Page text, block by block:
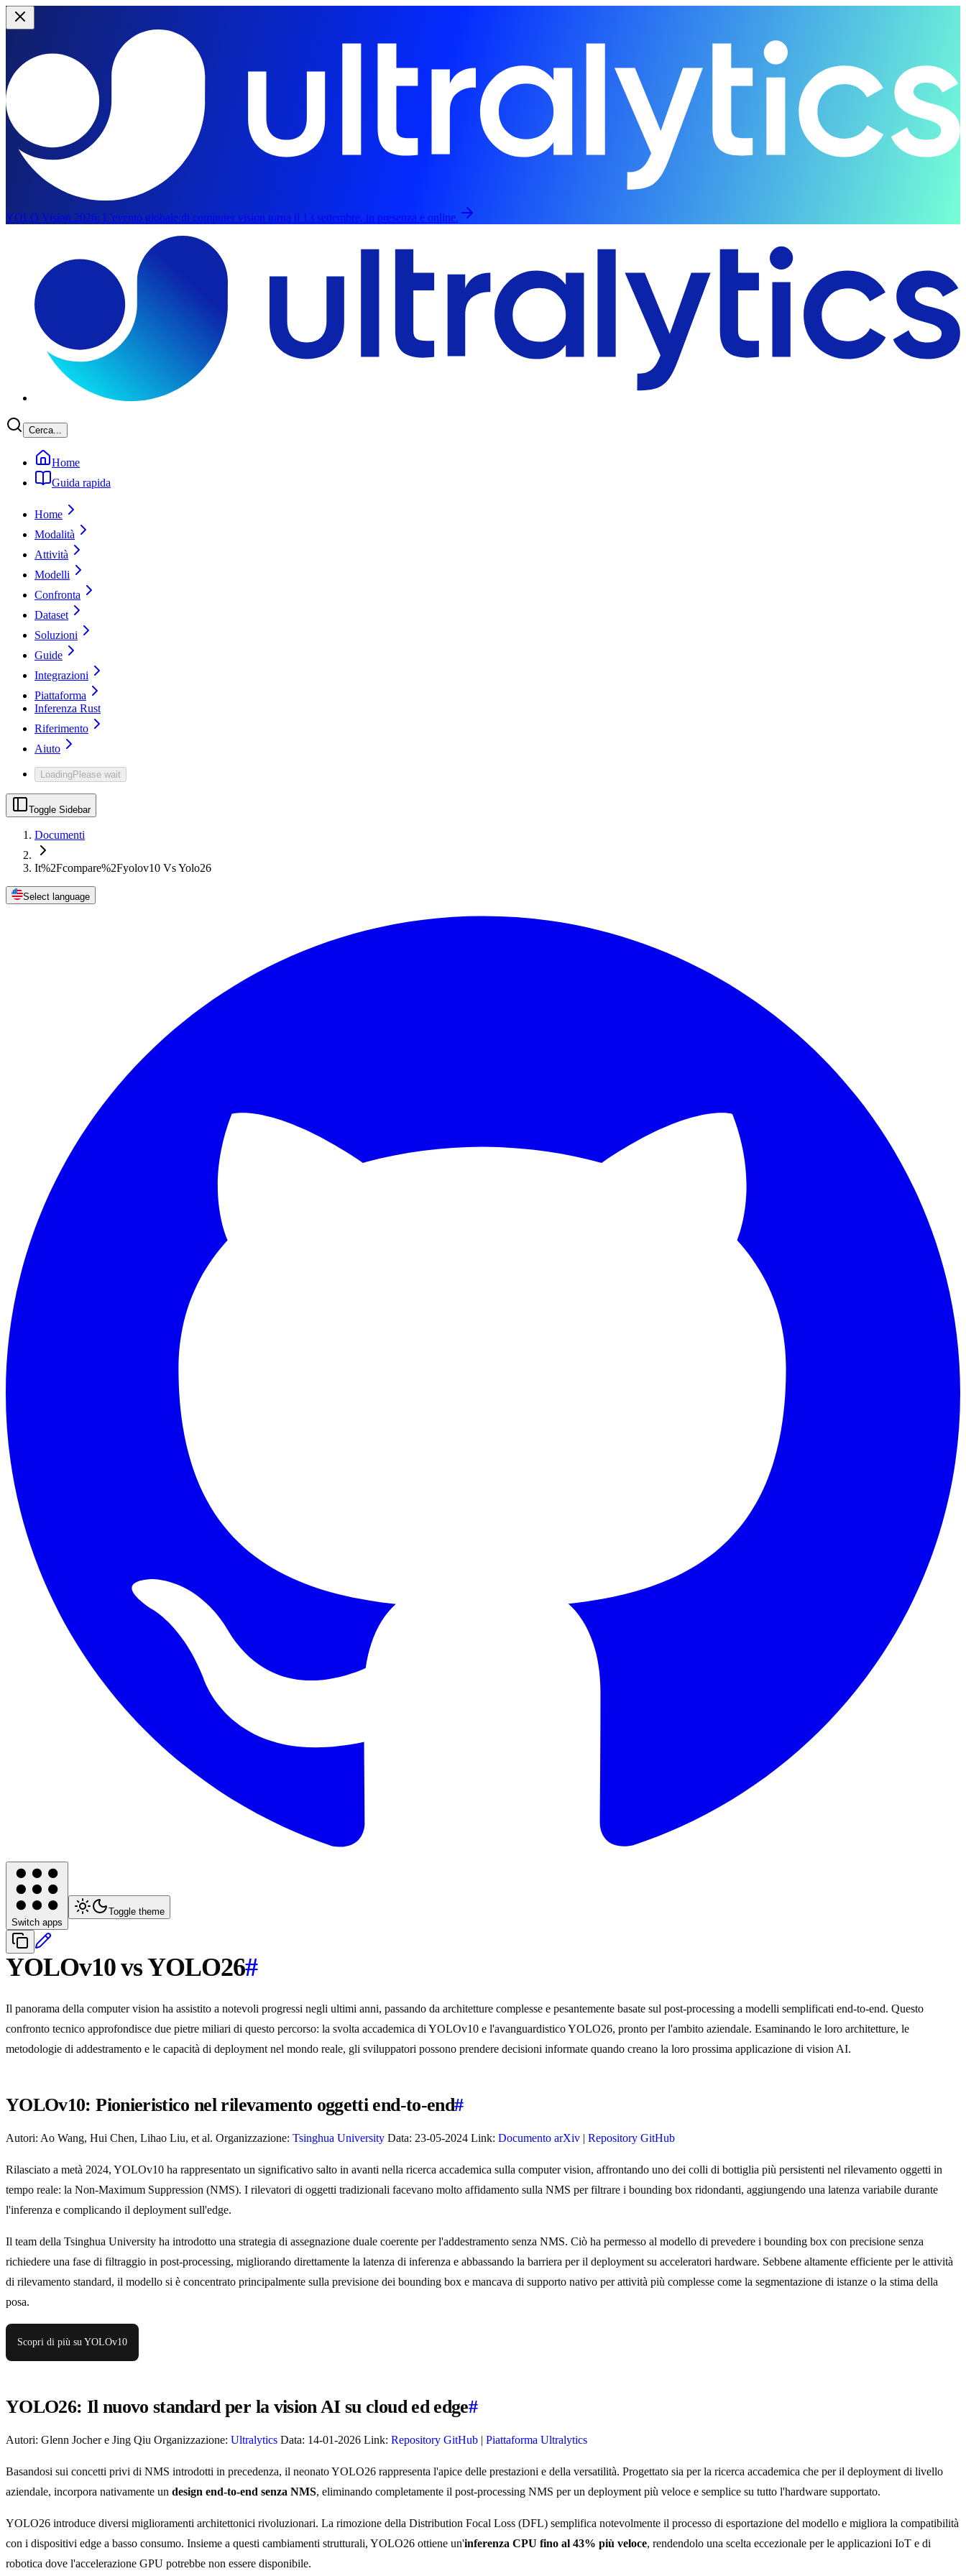
YOLO Vision 2026: L'evento globale di computer vision torna il 13 settembre, in presenza e online.
Cerca...
Home
Guida rapida
Home
Modalità
Attività
Modelli
Confronta
Dataset
Soluzioni
Guide
Integrazioni
Piattaforma
Inferenza Rust
Riferimento
Aiuto
LoadingPlease wait
Toggle Sidebar
Documenti
It%2Fcompare%2Fyolov10 Vs Yolo26
Select language
Switch apps
Toggle theme
YOLOv10 vs YOLO26#
Il panorama della computer vision ha assistito a notevoli progressi negli ultimi anni, passando da architetture complesse e pesantemente basate sul post-processing a modelli semplificati end-to-end. Questo
confronto tecnico approfondisce due pietre miliari di questo percorso: la svolta accademica di YOLOv10 e l'avanguardistico YOLO26, pronto per l'ambito aziendale. Esaminando le loro architetture, le
metodologie di addestramento e le capacità di deployment nel mondo reale, gli sviluppatori possono prendere decisioni informate quando creano la loro prossima applicazione di vision AI.
YOLOv10: Pionieristico nel rilevamento oggetti end-to-end#
Autori: Ao Wang, Hui Chen, Lihao Liu, et al. Organizzazione: Tsinghua University Data: 23-05-2024 Link: Documento arXiv | Repository GitHub
Rilasciato a metà 2024, YOLOv10 ha rappresentato un significativo salto in avanti nella ricerca accademica sulla computer vision, affrontando uno dei colli di bottiglia più persistenti nel rilevamento oggetti in
tempo reale: la Non-Maximum Suppression (NMS). I rilevatori di oggetti tradizionali facevano molto affidamento sulla NMS per filtrare i bounding box ridondanti, aggiungendo una latenza variabile durante
l'inferenza e complicando il deployment sull'edge.
Il team della Tsinghua University ha introdotto una strategia di assegnazione duale coerente per l'addestramento senza NMS. Ciò ha permesso al modello di prevedere i bounding box con precisione senza
richiedere una fase di filtraggio in post-processing, migliorando direttamente la latenza di inferenza e abbassando la barriera per il deployment su acceleratori hardware. Sebbene altamente efficiente per le attività
di rilevamento standard, il modello si è concentrato principalmente sulla previsione dei bounding box e mancava di supporto nativo per attività più complesse come la segmentazione di istanze o la stima della
posa.
Scopri di più su YOLOv10
YOLO26: Il nuovo standard per la vision AI su cloud ed edge#
Autori: Glenn Jocher e Jing Qiu Organizzazione: Ultralytics Data: 14-01-2026 Link: Repository GitHub | Piattaforma Ultralytics
Basandosi sui concetti privi di NMS introdotti in precedenza, il neonato YOLO26 rappresenta l'apice delle prestazioni e della versatilità. Progettato sia per la ricerca accademica che per il deployment di livello
aziendale, incorpora nativamente un design end-to-end senza NMS, eliminando completamente il post-processing NMS per un deployment più veloce e semplice su tutto l'hardware supportato.
YOLO26 introduce diversi miglioramenti architettonici rivoluzionari. La rimozione della Distribution Focal Loss (DFL) semplifica notevolmente il processo di esportazione del modello e migliora la compatibilità
con i dispositivi edge a basso consumo. Insieme a questi cambiamenti strutturali, YOLO26 ottiene un'inferenza CPU fino al 43% più veloce, rendendolo una scelta eccezionale per le applicazioni IoT e di
robotica dove l'accelerazione GPU potrebbe non essere disponibile.